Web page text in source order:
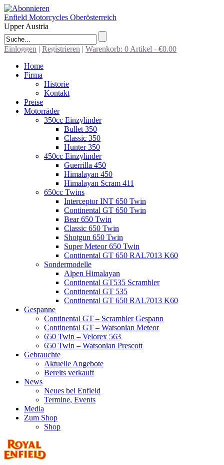
Enfield Motorcycles Oberösterreich
Upper Austria
Einloggen | Registrieren | Warenkorb: 0 Artikel - €0.00
Home
Firma
Historie
Kontakt
Preise
Motorräder
350cc Einzylinder
Bullet 350
Classic 350
Hunter 350
450cc Einzylinder
Guerrilla 450
Himalayan 450
Himalayan Scram 411
650cc Twins
Interceptor INT 650 Twin
Continental GT 650 Twin
Bear 650 Twin
Classic 650 Twin
Shotgun 650 Twin
Super Meteor 650 Twin
Continental GT 650 RAL7013 K60
Sondermodelle
Alpen Himalayan
Continental GT535 Scrambler
Continental GT 535
Continental GT 650 RAL7013 K60
Gespanne
Continental GT – Scrambler Gespann
Continental GT – Watsonian Meteor
650 Twin – Velorex 563
650 Twin – Watsonian Prescott
Gebrauchte
Aktuelle Angebote
Bereits verkauft
News
Neues bei Enfield
Termine, Events
Media
Zum Shop
Shop
- Mehr - Ok